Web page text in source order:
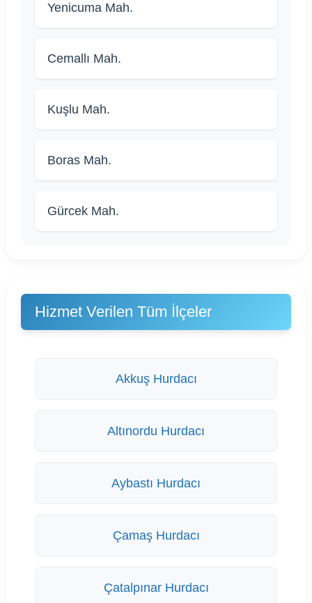
Yenicuma Mah.
Cemallı Mah.
Kuşlu Mah.
Boras Mah.
Gürcek Mah.
Hizmet Verilen Tüm İlçeler
Akkuş Hurdacı
Altınordu Hurdacı
Aybastı Hurdacı
Çamaş Hurdacı
Çatalpınar Hurdacı